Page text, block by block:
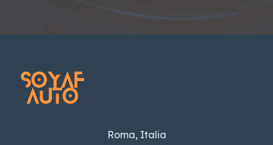
Roma, Italia